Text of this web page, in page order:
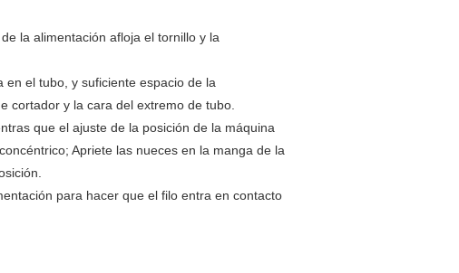
la alimentación afloja el tornillo y la
el tubo, y suficiente espacio de la
cortador y la cara del extremo de tubo.
que el ajuste de la posición de la máquina
Apriete las nueces en la manga de la
para hacer que el filo entra en contacto